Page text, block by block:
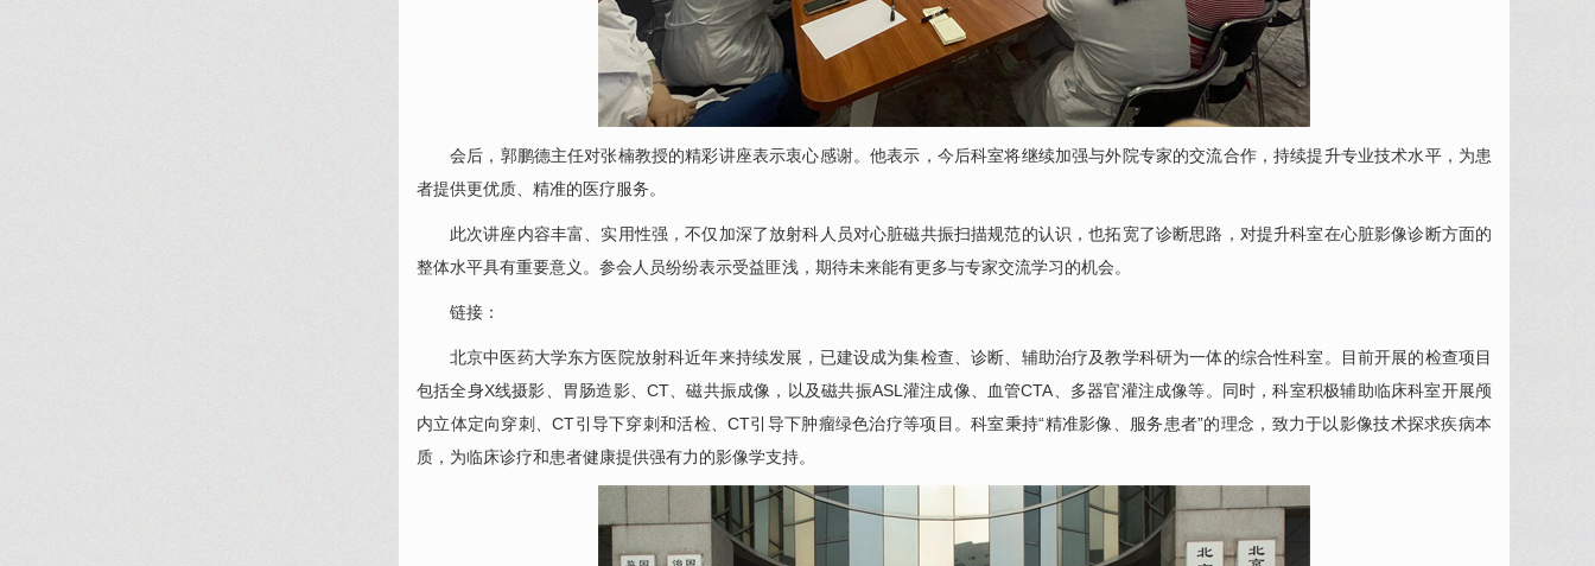
会后， 郭鹏德主任对张楠教授的精彩讲座表示衷心感谢。他表示，今后科室将继续加强与外院专家的交流合作，持续提升专业技术水平，为患
者提供更优质、精准的医疗服务。
此次讲座内容丰富、实用性强，不仅加深了放射科 人员对心脏磁共振扫描规范的认识，也拓宽了诊断思路，对提升科室在心脏影像诊断方面的
整体水平具有重要意义。参会人员纷纷表示受益匪浅，期待未来能有更多与专家交流学习的机会。
链接：
北京中医药大学东方医院放射科近年来持续发展，已建设成为集检查、诊断、辅助治疗及教学科研为一体的综合性科室。目前开展的检查项目
包括全身X线摄影、胃肠造影、CT、磁共振成像，以及磁共振ASL灌注成像、血管CTA、多器官灌注成像等。同时，科室积极辅助临床科室开展颅
内立体定向穿刺、CT引导下穿刺和活检、CT引导下肿瘤绿色治疗等项目。科室秉持“精准影像、服务患者”的理念，致力于以影像技术探求疾病本
质，为临床诊疗和患者健康提供强有力的影像学支持。